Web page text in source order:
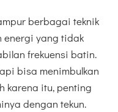
berbagai teknik
energi yang tidak
frekuensi batin.
bisa menimbulkan
karena itu, penting
dengan tekun.